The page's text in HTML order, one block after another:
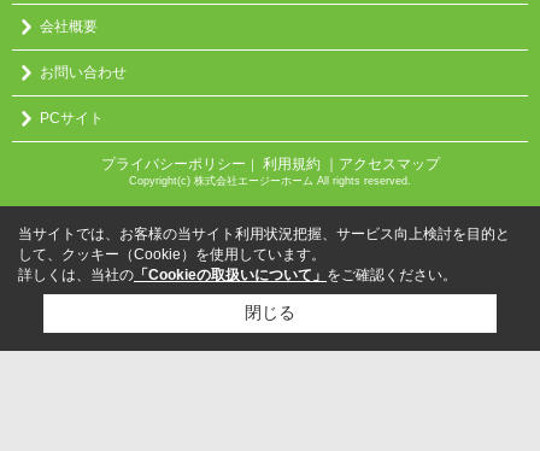
会社概要
お問い合わせ
PCサイト
プライバシーポリシー ｜ 利用規約 ｜アクセスマップ
Copyright(c) 株式会社エージーホーム All rights reserved.
当サイトでは、お客様の当サイト利用状況把握、サービス向上検討を目的と
して、クッキー（Cookie）を使用しています。
詳しくは、当社の 「Cookieの取扱いについて」 をご確認ください。
閉じる